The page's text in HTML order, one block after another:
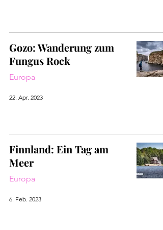
Gozo: Wanderung zum
Fungus Rock
Europa
22. Apr. 2023
Finnland: Ein Tag am
Meer
Europa
6. Feb. 2023